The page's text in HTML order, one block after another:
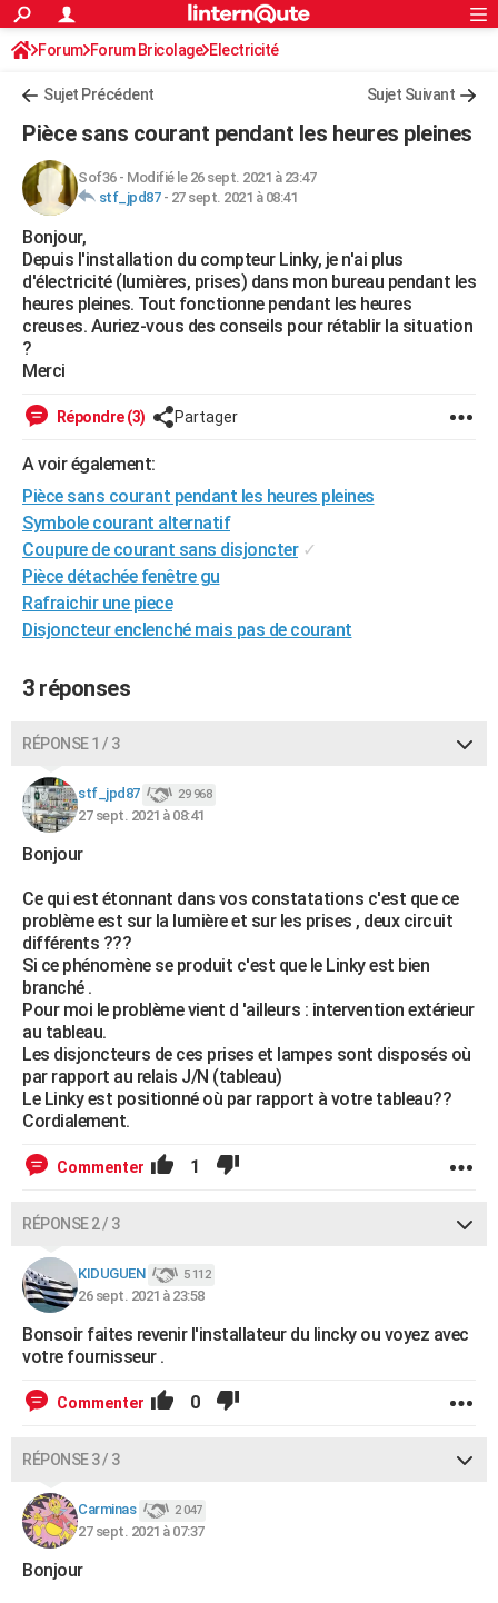
ACTUALITÉS
Politique
Société
Faits Divers
Education
Monde
Villes
+
FINANCE
Retraite
Impôts
Epargne
Immobilier
Risques naturels par ville
Banque
Assurance
Crédit
AUTO
Essais
Réserver un essai
Citadines
Berlines
SUV
Forum auto
+HIGH-TECH
Mobiles
Meilleur smartphone
Internet
Ordinateurs
Jeux vidéo
Guide high-tech
+BRICOLAGE
Forum
Aménagement intérieur
Extérieur
Cuisine
Salle de bains
Jardinage
Rangement
WEEK-END
Art de vivre
Bien-être
Loisirs
Mode
Modes de vie
Alimentation
Guide de la santé
Maladies
Médicaments
Sommeil
Destinations
City break
Voyage nature
Voyage de noces
Forum
Climat
+PHOTO
GUIDES D'ACHAT
BONS PLANS
Carte de Noël
Carte Bonne année
Carte Saint-Valentin
Carte Pâques
Carte d'anniversaire
DICTIONNAIRE
Dictionnaire
Biographies
Citations
Expressions
Proverbes
PROGRAMME TV
COPAINS D'AVANT
S'inscrire
Se connecter
Lycées
Collèges
Primaires
Universités
Entreprises
Service militaire
Avis de recherche
Bricolage
Lifestyle
Culture
Sport
Auto
Television
Voyage
Cinema
S'inscrire
Connexion
Forum Forum Bricolage Electricité
Sujet Précédent Sujet Suivant
Pièce sans courant pendant les heures pleines
Sof36- Modifié le 26 sept. 2021 à 23:47
stf_jpd87- 27 sept. 2021 à 08:41
Bonjour,
Depuis l'installation du compteur Linky, je n'ai plus
d'électricité (lumières, prises) dans mon bureau pendant les
heures pleines. Tout fonctionne pendant les heures
creuses. Auriez-vous des conseils pour rétablir la situation
?
Merci
Répondre (3) Partager
A voir également:
Pièce sans courant pendant les heures pleines
Symbole courant alternatif
Coupure de courant sans disjoncter ✓
Pièce détachée fenêtre gu
Rafraichir une piece
Disjoncteur enclenché mais pas de courant
3 réponses
RÉPONSE 1 / 3
stf_jpd87 29 968
27 sept. 2021 à 08:41
Bonjour
Ce qui est étonnant dans vos constatations c'est que ce
problème est sur la lumière et sur les prises , deux circuit
différents ???
Si ce phénomène se produit c'est que le Linky est bien
branché .
Pour moi le problème vient d 'ailleurs : intervention extérieur
au tableau.
Les disjoncteurs de ces prises et lampes sont disposés où
par rapport au relais J/N (tableau)
Le Linky est positionné où par rapport à votre tableau??
Cordialement.
Commenter 1
RÉPONSE 2 / 3
KIDUGUEN 5 112
26 sept. 2021 à 23:58
Bonsoir faites revenir l'installateur du lincky ou voyez avec
votre fournisseur .
Commenter 0
RÉPONSE 3 / 3
Carminas 2 047
27 sept. 2021 à 07:37
Bonjour